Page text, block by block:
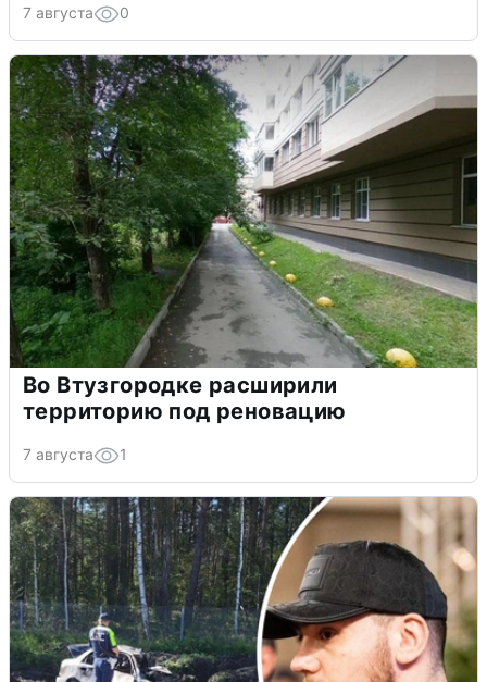
7 августа 0
Во Втузгородке расширили
территорию под реновацию
7 августа 1